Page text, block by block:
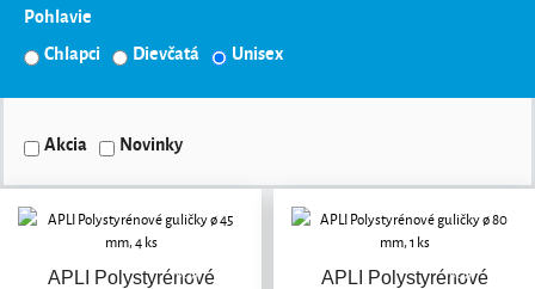
Pohlavie
Chlapci
Dievčatá Unisex
Akcia Novinky
APLI Polystyrénové
Akcia
APLI Polystyrénové
Akcia